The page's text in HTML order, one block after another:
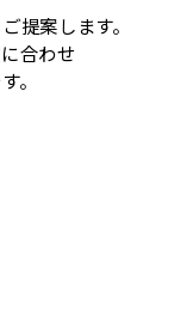
提案します。
合わせ
。